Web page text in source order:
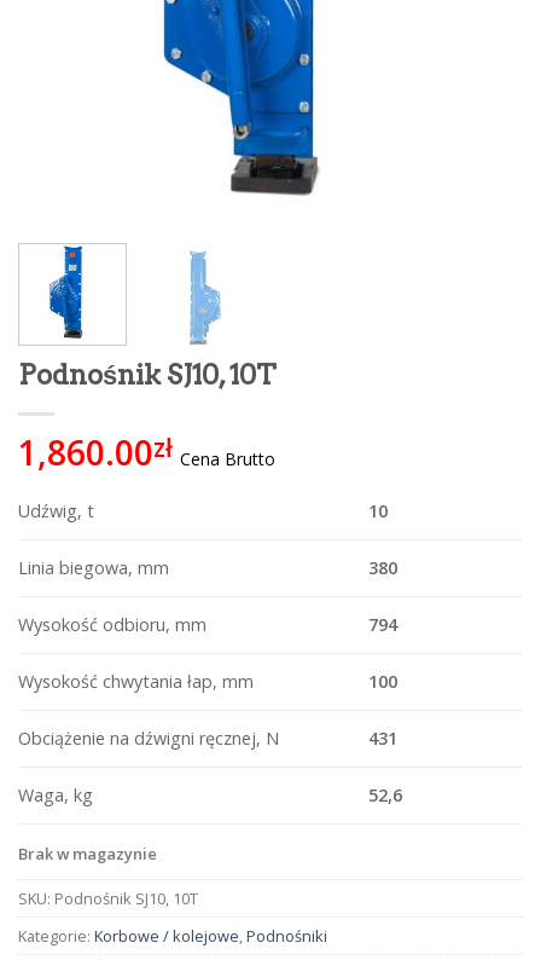
Podnośnik SJ10, 10T
1,860.00zł Cena Brutto
Udźwig, t 10
Linia biegowa, mm 380
Wysokość odbioru, mm 794
Wysokość chwytania łap, mm 100
Obciążenie na dźwigni ręcznej, N 431
Waga, kg 52,6
Brak w magazynie
SKU: Podnośnik SJ10, 10T
Kategorie: Korbowe / kolejowe,Podnośniki